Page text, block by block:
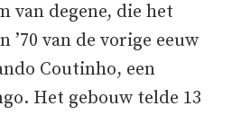
van degene, die het
’70 van de vorige eeuw
Coutinho, een
Het gebouw telde 13